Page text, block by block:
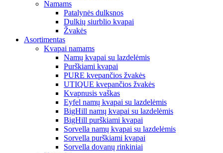
Namams
Patalynės dulksnos
Dulkių siurblio kvapai
Žvakės
Asortimentas
Kvapai namams
Namų kvapai su lazdelėmis
Purškiami kvapai
PURE kvepančios žvakės
UTIQUE kvepančios žvakės
Kvapnusis vaškas
Eyfel namų kvapai su lazdelėmis
BigHill namų kvapai su lazdelėmis
BigHill purškiami kvapai
Sorvella namų kvapai su lazdelėmis
Sorvella purškiami kvapai
Sorvella dovanų rinkiniai